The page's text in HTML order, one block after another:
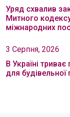
Уряд схвалив
Митного
міжнародних
3 Серпня, 2026
В Україні
для будівельної